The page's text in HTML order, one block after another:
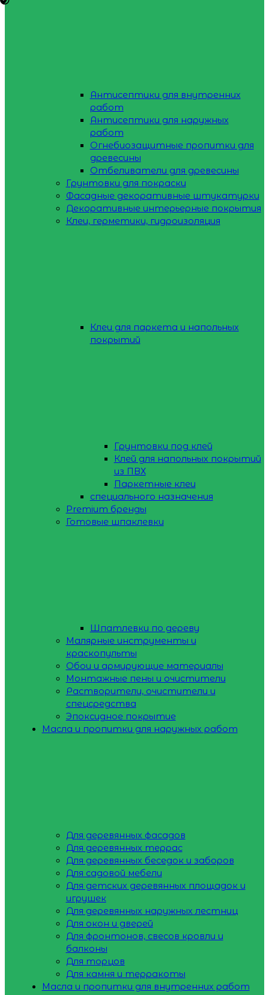
Антисептики для внутренних
работ
Антисептики для наружных
работ
Огнебиозащитные пропитки для
древесины
Отбеливатели для древесины
Грунтовки для покраски
Фасадные декоративные штукатурки
Декоративные интерьерные покрытия
Клеи, герметики, гидроизоляция
Клеи для паркета и напольных
покрытий
Грунтовки под клей
Клей для напольных покрытий
из ПВХ
Паркетные клеи
специального назначения
Premium бренды
Готовые шпаклевки
Шпатлевки по дереву
Малярные инструменты и
краскопульты
Обои и армирующие материалы
Монтажные пены и очистители
Растворители, очистители и
спецсредства
Эпоксидное покрытие
Масла и пропитки для наружных работ
Для деревянных фасадов
Для деревянных террас
Для деревянных беседок и заборов
Для садовой мебели
Для детских деревянных площадок и
игрушек
Для деревянных наружных лестниц
Для окон и дверей
Для фронтонов, свесов кровли и
балконы
Для торцов
Для камня и терракоты
Масла и пропитки для внутренних работ